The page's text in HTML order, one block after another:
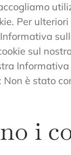
Per
sul
è stato
i